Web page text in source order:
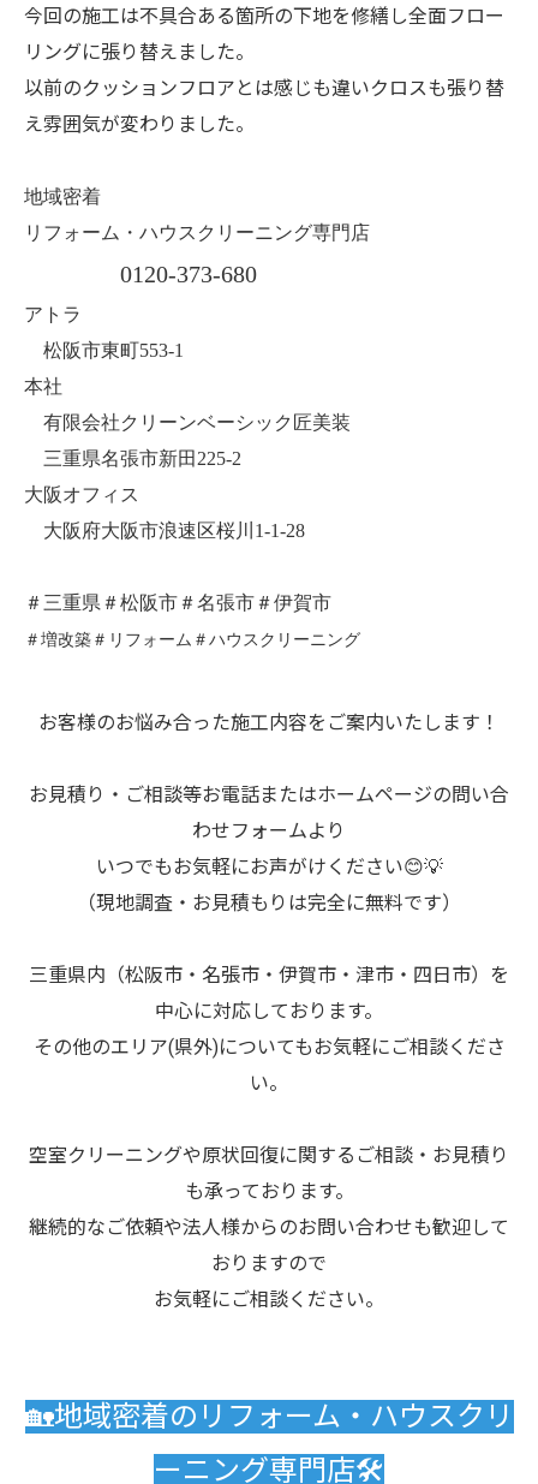
今回の施工は不具合ある箇所の下地を修繕し全面フロー
リングに張り替えました。
以前のクッションフロアとは感じも違いクロスも張り替
え雰囲気が変わりました。
地域密着
リフォーム・ハウスクリーニング専門店
0120-373-680
アトラ
松阪市東町553-1
本社
有限会社クリーンベーシック匠美装
三重県名張市新田225-2
大阪オフィス
大阪府大阪市浪速区桜川1-1-28
＃三重県＃松阪市＃名張市＃伊賀市
＃増改築＃リフォーム＃ハウスクリーニング
お客様のお悩み合った施工内容をご案内いたします！
お見積り・ご相談等お電話またはホームページの問い合
わせフォームより
いつでもお気軽にお声がけください😊💡
（現地調査・お見積もりは完全に無料です）
三重県内（松阪市・名張市・伊賀市・津市・四日市）を
中心に対応しております。
その他のエリア(県外)についてもお気軽にご相談くださ
い。
空室クリーニングや原状回復に関するご相談・お見積り
も承っております。
継続的なご依頼や法人様からのお問い合わせも歓迎して
おりますので
お気軽にご相談ください。
🏡地域密着のリフォーム・ハウスクリ
ーニング専門店🛠️